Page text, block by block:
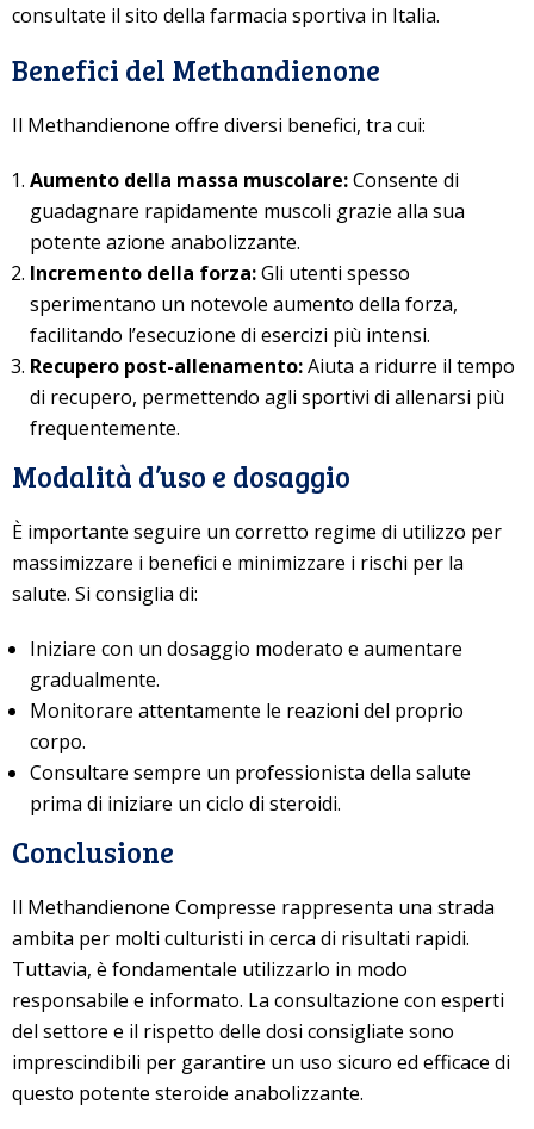
consultate il sito della farmacia sportiva in Italia.
Benefici del Methandienone
Il Methandienone offre diversi benefici, tra cui:
Aumento della massa muscolare:Consente di
guadagnare rapidamente muscoli grazie alla sua
potente azione anabolizzante.
Incremento della forza:Gli utenti spesso
sperimentano un notevole aumento della forza,
facilitando l’esecuzione di esercizi più intensi.
Recupero post-allenamento:Aiuta a ridurre il tempo
di recupero, permettendo agli sportivi di allenarsi più
frequentemente.
Modalità d’uso e dosaggio
È importante seguire un corretto regime di utilizzo per
massimizzare i benefici e minimizzare i rischi per la
salute. Si consiglia di:
Iniziare con un dosaggio moderato e aumentare
gradualmente.
Monitorare attentamente le reazioni del proprio
corpo.
Consultare sempre un professionista della salute
prima di iniziare un ciclo di steroidi.
Conclusione
Il Methandienone Compresse rappresenta una strada
ambita per molti culturisti in cerca di risultati rapidi.
Tuttavia, è fondamentale utilizzarlo in modo
responsabile e informato. La consultazione con esperti
del settore e il rispetto delle dosi consigliate sono
imprescindibili per garantire un uso sicuro ed efficace di
questo potente steroide anabolizzante.